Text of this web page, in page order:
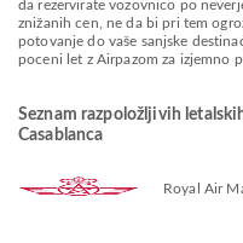
da rezervirate vozovnico po
znižanih cen, ne da bi pri tem
potovanje do vaše sanjske
poceni let z Airpazom za izjemno
Seznam razpoložljivih
Casablanca
Royal Air